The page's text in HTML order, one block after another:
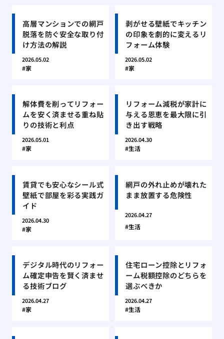
高層マンションでの網戸
脱落を防ぐ安全な取り付
け方法の解説
2026.05.02
家
剥がせる壁紙でキッチン
の印象を劇的に変えるリ
フォーム体験
2026.05.02
家
解体費を削ってリフォー
ムを安く済ませる重ね貼
りの技術と利点
2026.05.01
家
リフォーム減税が家計に
与える恩恵を最大限に引
き出す戦略
2026.04.30
生活
賃貸でも安心なシール式
壁紙で部屋を彩る実践ガ
イド
2026.04.30
家
網戸の外れ止めが壊れた
まま放置する危険性
2026.04.27
生活
デジタル時代のリフォー
ム確定申告を賢く済ませ
る技術ブログ
2026.04.27
家
住宅ローン控除とリフォ
ーム税額控除のどちらを
選ぶべきか
2026.04.27
生活